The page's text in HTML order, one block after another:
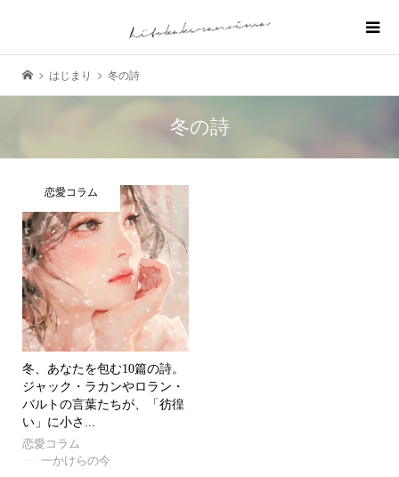
はじまり 冬の詩
冬の詩
恋愛コラム
冬、あなたを包む10篇の詩。
ジャック・ラカンやロラン・
バルトの言葉たちが、「彷徨
い」に小さ...
恋愛コラム
一かけらの今